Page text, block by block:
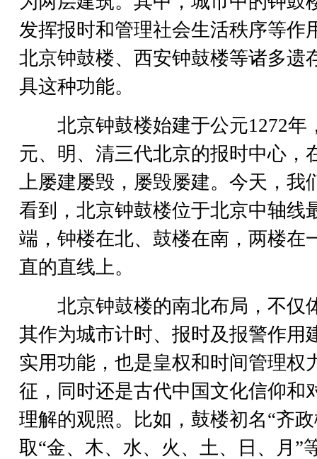
发挥报时和管理社会生活秩序等作
北京钟鼓楼、西安钟鼓楼等诸多遗
具这种功能。
北京钟鼓楼始建于公元1272年
元、明、清三代北京的报时中心，
上屡建屡毁，屡毁屡建。今天，我
看到，北京钟鼓楼位于北京中轴线
端，钟楼在北、鼓楼在南，两楼在
直的直线上。
北京钟鼓楼的南北布局，不仅
其作为城市计时、报时及报警作用
实用功能，也是皇权和时间管理权
征，同时还是古代中国文化信仰和
理解的观照。比如，鼓楼初名“齐
取“金、木、水、火、土、日、月”